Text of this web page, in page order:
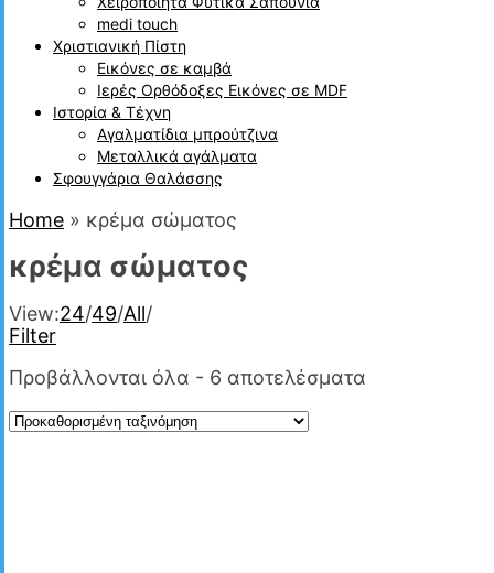
medi touch
Χριστιανική Πίστη
Εικόνες σε καμβά
Ιερές Ορθόδοξες Εικόνες σε MDF
Ιστορία & Τέχνη
Αγαλματίδια μπρούτζινα
Μεταλλικά αγάλματα
Σφουγγάρια Θαλάσσης
Home » κρέμα σώματος
κρέμα σώματος
View:24/49/All/
Filter
Προβάλλονται όλα - 6 αποτελέσματα